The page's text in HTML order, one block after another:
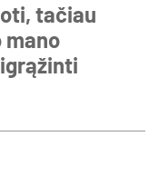
tačiau
mano